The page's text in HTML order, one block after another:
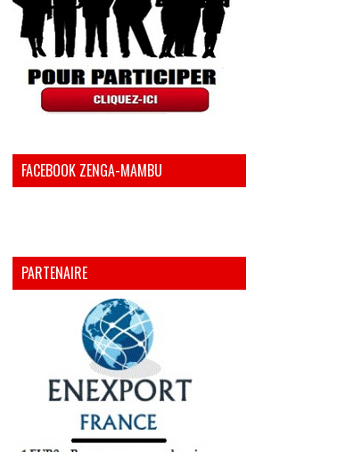
FACEBOOK ZENGA-MAMBU
PARTENAIRE